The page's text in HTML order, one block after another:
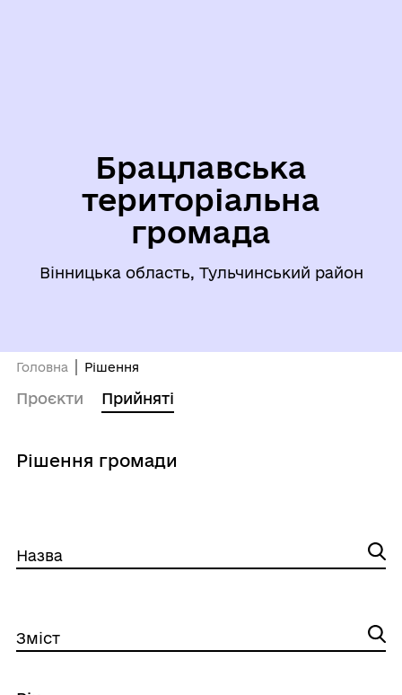
Брацлавська
територіальна
громада
Вінницька область, Тульчинський район
Головна Рішення
Проєкти Прийняті
Рішення громади
Назва
Зміст